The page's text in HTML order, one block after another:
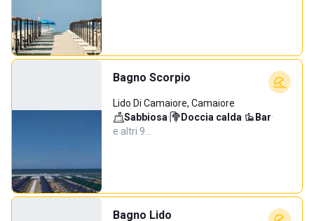
Bagno Scorpio
Lido Di Camaiore, Camaiore
Sabbiosa· Doccia calda· Bar·
e altri 9…
Bagno Lido